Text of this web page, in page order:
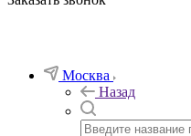
Москва
Назад